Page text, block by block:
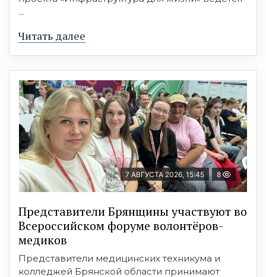
...
Читать далее
7 АВГУСТА 2026, 15:45 8
Представители Брянщины участвуют во
Всероссийском форуме волонтёров-
медиков
Представители медицинских техникума и
колледжей Брянской области принимают